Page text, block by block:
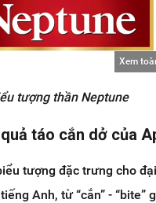
Xem
tượng thần Neptune
táo cắn dở của
tượng đặc trưng cho
Anh, từ “cắn” - “bite”